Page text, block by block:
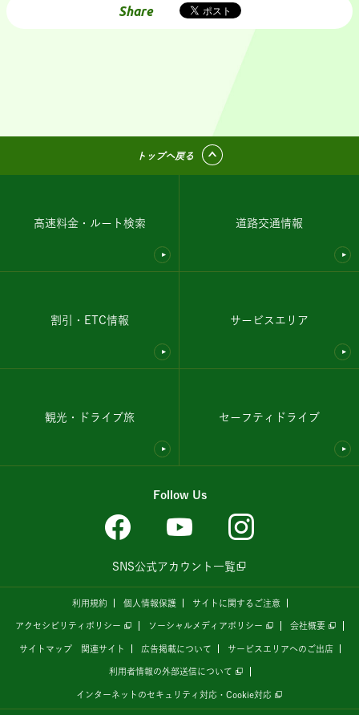
Share
トップへ戻る
高速料金・ルート検索 道路交通情報
割引・ETC情報 サービスエリア
観光・ドライブ旅 セーフティドライブ
Follow Us
SNS公式アカウント一覧
利用規約 個人情報保護 サイトに関するご注意
アクセシビリティポリシー ソーシャルメディアポリシー 会社概要
サイトマップ 関連サイト 広告掲載について サービスエリアへのご出店
利用者情報の外部送信について
インターネットのセキュリティ対応・Cookie対応